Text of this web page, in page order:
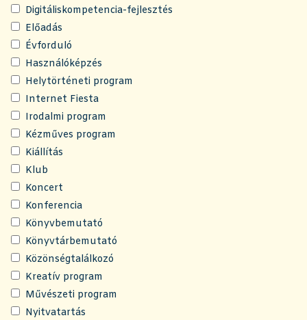
Digitáliskompetencia-fejlesztés
Előadás
Évforduló
Használóképzés
Helytörténeti program
Internet Fiesta
Irodalmi program
Kézműves program
Kiállítás
Klub
Koncert
Konferencia
Könyvbemutató
Könyvtárbemutató
Közönségtalálkozó
Kreatív program
Művészeti program
Nyitvatartás